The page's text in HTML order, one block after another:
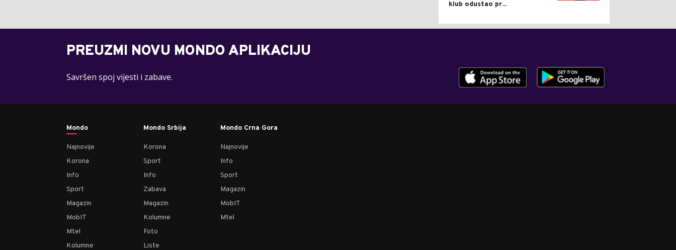
klub odustao pr...
PREUZMI NOVU MONDO APLIKACIJU
Savršen spoj vijesti i zabave.
Mondo
Najnovije
Korona
Info
Sport
Magazin
MobIT
Mtel
Kolumne
Mondo Srbija
Korona
Sport
Info
Zabava
Magazin
Kolumne
Foto
Liste
Mondo Crna Gora
Najnovije
Info
Sport
Magazin
MobIT
Mtel